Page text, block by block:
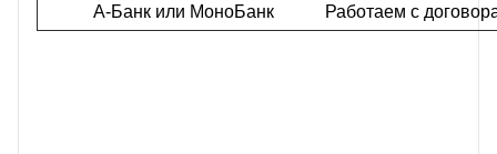
А-Банк или МоноБанк
Работаем с